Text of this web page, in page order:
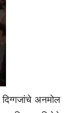
अनमोल